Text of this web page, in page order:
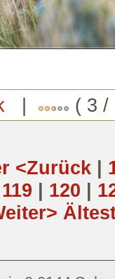
| ( 3 /
<Zurück
119 120